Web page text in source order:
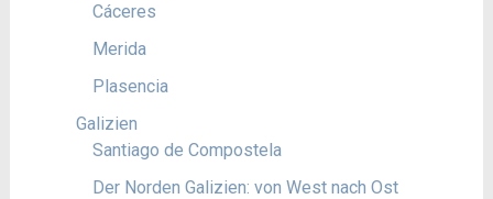
Cáceres
Merida
Plasencia
Galizien
Santiago de Compostela
Der Norden Galizien: von West nach Ost